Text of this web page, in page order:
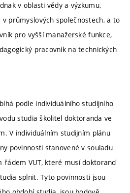
v oblasti vědy a výzkumu,
průmyslových společnostech, a to
pro vyšší manažerské funkce,
pracovník na technických
podle individuálního studijního
studia školitel doktoranda ve
V individuálním studijním plánu
povinnosti stanovené v souladu
řádem VUT, které musí doktorand
splnit. Tyto povinnosti jsou